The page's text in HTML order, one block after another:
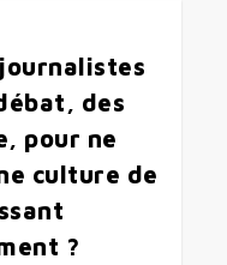
des
pour ne
culture de
?